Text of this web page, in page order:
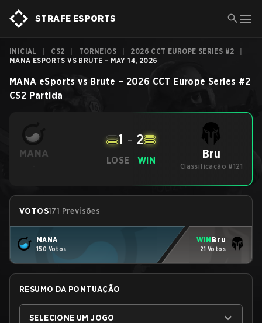
STRAFE ESPORTS
INICIAL CS2 TORNEIOS 2026 CCT EUROPE SERIES #2
MANA ESPORTS VS BRUTE - MAY 14, 2026
MANA eSports vs Brute – 2026 CCT Europe Series #2
CS2 Partida
MANA
-
LOSE
1 - 2
WIN Bru
Classificação #121
VOTOS171 Previsões
MANA
150 Votos
WIN Bru
21 Votos
RESUMO DA PONTUAÇÃO
SELECIONE UM JOGO